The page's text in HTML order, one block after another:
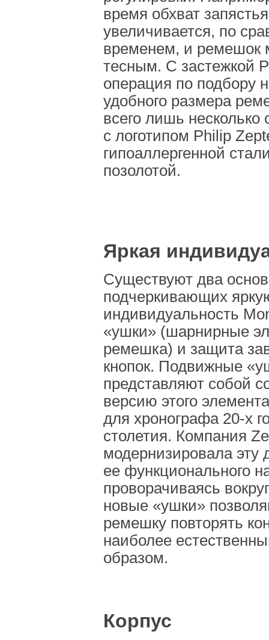
время обхват
увеличивается, по
временем, и ремешок
тесным. С застежкой
операция по подбору
удобного размера
всего лишь несколько
с логотипом Philip
гипоаллергенной
позолотой.
Яркая
Существуют два
подчеркивающих
индивидуальность
«ушки» (шарнирные
ремешка) и защита
кнопок. Подвижные
представляют собой
версию этого
для хронографа 20-х
столетия. Компания
модернизировала эту
ее функционального
проворачиваясь
новые «ушки»
ремешку повторять
наиболее
образом.
Корпус